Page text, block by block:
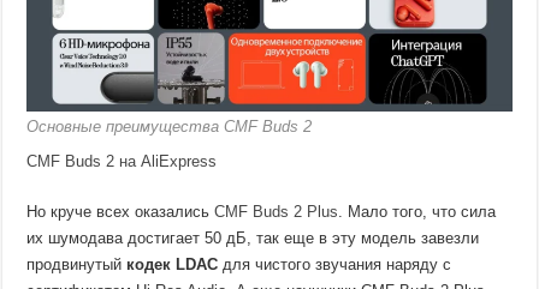
Основные преимущества CMF Buds 2
CMF Buds 2 на AliExpress
Но круче всех оказалисьCMF Buds 2 Plus. Мало того, что сила
их шумодава достигает 50 дБ, так еще в эту модель завезли
продвинутый кодек LDAC для чистого звучания наряду с